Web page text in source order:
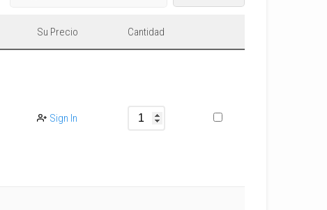
Su Precio Cantidad
Sign In